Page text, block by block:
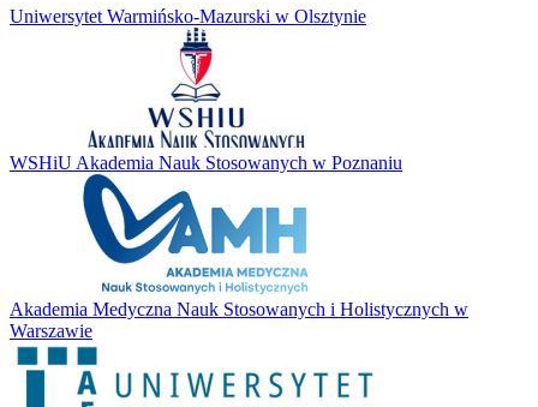
Uniwersytet Warmińsko-Mazurski w Olsztynie
WSHiU Akademia Nauk Stosowanych w Poznaniu
Akademia Medyczna Nauk Stosowanych i Holistycznych w
Warszawie